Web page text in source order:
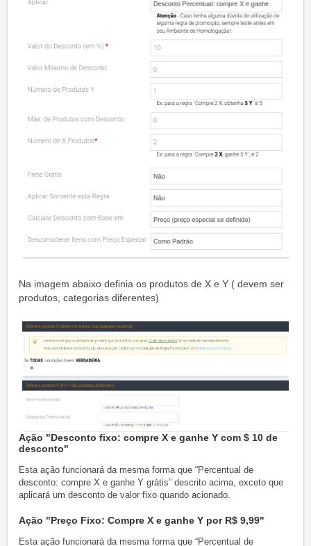
Na imagem abaixo definia os produtos de X e Y ( devem ser
produtos, categorias diferentes)
Ação "Desconto fixo: compre X e ganhe Y com $ 10 de
desconto"
Esta ação funcionará da mesma forma que “Percentual de
desconto: compre X e ganhe Y grátis” descrito acima, exceto que
aplicará um desconto de valor fixo quando acionado.
Ação "Preço Fixo: Compre X e ganhe Y por R$ 9,99"
Esta ação funcionará da mesma forma que “Percentual de